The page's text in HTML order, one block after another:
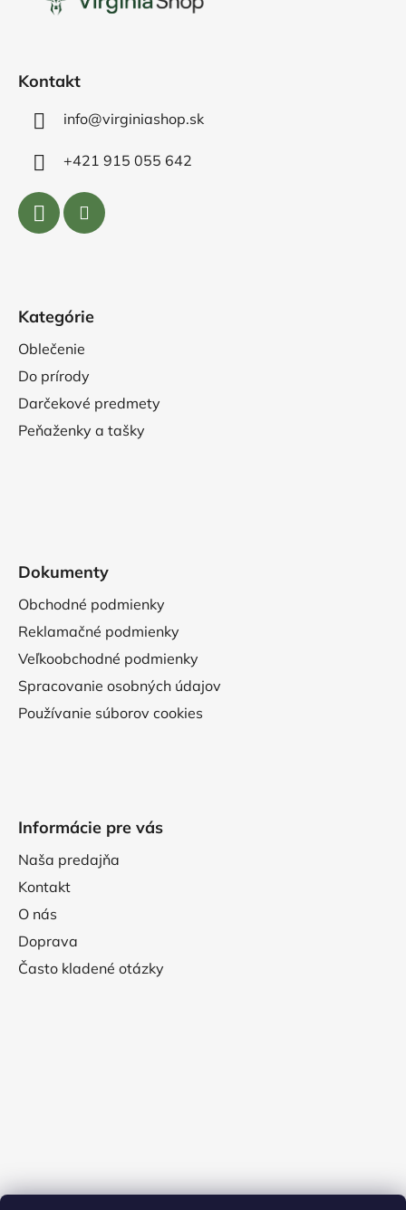
Kontakt
info@virginiashop.sk
+421 915 055 642
Kategórie
Oblečenie
Do prírody
Darčekové predmety
Peňaženky a tašky
Dokumenty
Obchodné podmienky
Reklamačné podmienky
Veľkoobchodné podmienky
Spracovanie osobných údajov
Používanie súborov cookies
Informácie pre vás
Naša predajňa
Kontakt
O nás
Doprava
Často kladené otázky